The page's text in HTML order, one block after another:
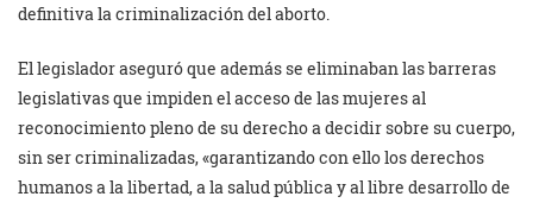
definitiva la criminalización del aborto.
El legislador aseguró que además se eliminaban las barreras
legislativas que impiden el acceso de las mujeres al
reconocimiento pleno de su derecho a decidir sobre su cuerpo,
sin ser criminalizadas, «garantizando con ello los derechos
humanos a la libertad, a la salud pública y al libre desarrollo de